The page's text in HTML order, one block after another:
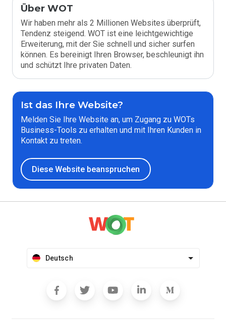
Über WOT
Wir haben mehr als 2 Millionen Websites überprüft,
Tendenz steigend. WOT ist eine leichtgewichtige
Erweiterung, mit der Sie schnell und sicher surfen
können. Es bereinigt Ihren Browser, beschleunigt ihn
und schützt Ihre privaten Daten.
Ist das Ihre Website?
Melden Sie Ihre Website an, um Zugang zu WOTs
Business-Tools zu erhalten und mit Ihren Kunden in
Kontakt zu treten.
Diese Website beanspruchen
Deutsch